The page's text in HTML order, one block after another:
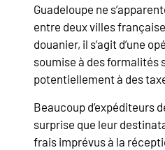
Guadeloupe ne
entre deux villes
douanier, il s’agit d’une
soumise à des formalités
potentiellement à des
Beaucoup d’expéditeurs
surprise que leur
frais imprévus à la